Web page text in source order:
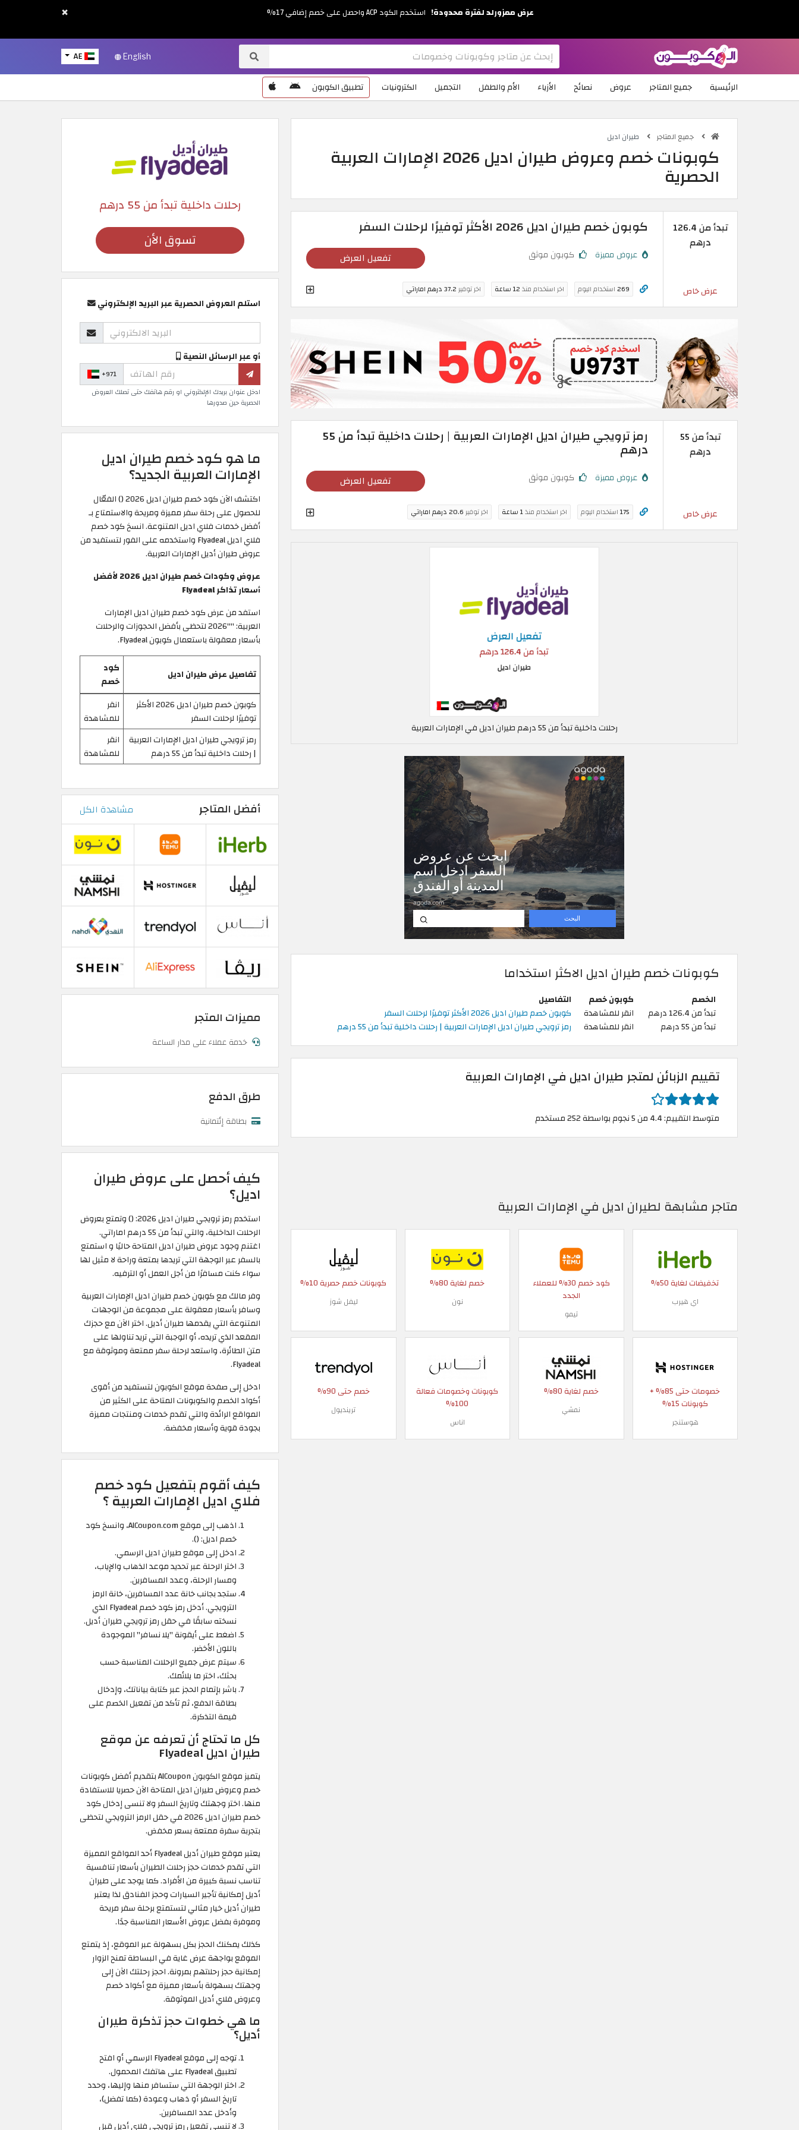
AE English
الرئيسية جميع المتاجر عروض نصائح الأزياء الأم والطفل التجميل الكترونيات تطبيق الكوبون
جميع المتاجر طيران اديل
كوبونات خصم وعروض طيران اديل 2026 الإمارات العربية
الحصرية
تبدأ من 126.4
درهم
عرض خاص
كوبون خصم طيران اديل 2026 الأكثر توفيرًا لرحلات السفر
عروض مميزة كوبون موثق تفعيل العرض
269استخدام اليوم اخر استخدام منذ12 ساعة اخر توفير37.2 درهم اماراتي
تبدأ من 55
درهم
عرض خاص
رمز ترويجي طيران اديل الإمارات العربية | رحلات داخلية تبدأ من 55
درهم
عروض مميزة كوبون موثق تفعيل العرض
175استخدام اليوم اخر استخدام منذ1 ساعة اخر توفير20.6 درهم اماراتي
رحلات داخلية تبدأ من 55 درهم طيران اديل في الإمارات العربية
كوبونات خصم طيران اديل الاكثر استخداما
الخصم كوبون خصم
التفاصيل
تبدأ من 126.4 درهم
انقر للمشاهدة
كوبون خصم طيران اديل 2026 الأكثر توفيرًا لرحلات السفر
تبدأ من 55 درهم
انقر للمشاهدة رمز ترويجي طيران اديل الإمارات العربية | رحلات داخلية تبدأ من 55 درهم
تقييم الزبائن لمتجر طيران اديل في الإمارات العربية
متوسط التقييم: 4.4 من 5 نجوم بواسطة 252 مستخدم
متاجر مشابهة لطيران اديل في الإمارات العربية
تخفيضات لغاية 50%
اي هيرب
كود خصم 30% للعملاء
الجدد
تيمو
خصم لغاية 80%
نون
كوبونات خصم حصرية 10%
ليفل شوز
خصومات حتى 85% +
كوبونات 15%
هوستنجر
خصم لغاية 80%
نمشي
كوبونات وخصومات فعالة
100%
اناس
خصم حتى 90%
ترينديول
رحلات داخلية تبدأ من 55 درهم
تسوق الأن
استلم العروض الحصرية عبر البريد الإلكتروني
أو عبر الرسائل النصية
+971
ادخل عنوان بريدك الإلكتروني او رقم هاتفك حتى تصلك العروض
الحصرية حين صدورها
ما هو كود خصم طيران اديل
الإمارات العربية الجديد؟
اكتشف الآن كود خصم طيران اديل 2026 (
) الفعّال
للحصول على رحلة سفر مميزة ومريحة والاستمتاع بـ
أفضل خدمات فلاي اديل المتنوعة. انسخ كود خصم
فلاي اديل Flyadeal واستخدمه على الفور لتستفيد من
عروض طيران أديل الإمارات العربية. ​
عروض وكودات خصم طيران اديل 2026 لأفضل
أسعار تذاكر Flyadeal
استفد من عرض كود خصم طيران اديل الإمارات
العربية: ""2026 لتحظى بأفضل الحجوزات والرحلات
بأسعار معقولة باستعمال كوبون Flyadeal.
تفاصيل عرض طيران اديل
كود
خصم
كوبون خصم طيران اديل 2026 الأكثر
توفيرًا لرحلات السفر
انقر
للمشاهدة
رمز ترويجي طيران اديل الإمارات العربية
| رحلات داخلية تبدأ من 55 درهم
انقر
للمشاهدة
أفضل المتاجر مشاهدة الكل
مميزات المتجر
خدمة عملاء على مدار الساعة
طرق الدفع
بطاقة إئتمانية
كيف أحصل على عروض طيران
اديل؟
استخدم رمز ترويجي طيران اديل 2026: (
) وتمتع بعروض
الرحلات الداخلية، والتي تبدأ من 55 درهم اماراتي.
اغتنم وجود عروض طيران اديل المتاحة حاليًا و استمتع
بالسفر عبر الوجهة التي تريدها بمتعة وراحة لا مثيل لها
سواء كنت مسافرًا من أجل العمل أو الترفيه.
وفر مالك مع كوبون خصم طيران اديل الإمارات العربية
وسافر بأسعار معقولة على مجموعة من الوجهات
المتنوعة التي يقدمها طيران أديل. اختر الآن مع حجزك
المقعد الذي تريده، أو الوجبة التي تريد تناولها على
متن الطائرة، واستعد لرحلة سفر ممتعة وموثوقة مع
Flyadeal.
ادخل إلى صفحة موقع الكوبون لتستفيد من أقوى
أكواد الخصم والكوبونات المتاحة على الكثير من
المواقع الرائدة والتي تقدم خدمات ومنتجات مميزة
بجودة قوية وأسعار مخفضة. ​
كيف أقوم بتفعيل كود خصم
فلاي اديل الإمارات العربية ؟
اذهب إلى موقع AlCoupon.com، وانسخ كود
خصم اديل: ().
ادخل إلى موقع طيران اديل الرسمي.
اختر الرحلة عبر تحديد موعد الذهاب والإياب،
ومسار الرحلة، وعدد المسافرين.
ستجد بجانب خانة عدد المسافرين، خانة الرمز
الترويجي. أدخل رمز كود خصم Flyadeal الذي
نسخته سابقًا في حقل رمز ترويجي طيران أديل.
اضغط على أيقونة "يلا نسافر" الموجودة
باللون الأخضر.
سيتم عرض جميع الرحلات المناسبة حسب
بحثك، اختر ما يلائمك.
باشر بإتمام الحجز عبر كتابة بياناتك، وإدخال
بطاقة الدفع، ثم تأكد من تفعيل الخصم على
قيمة التذكرة.
كل ما تحتاج أن تعرفه عن موقع
طيران اديل Flyadeal
يتميز موقع الكوبون AlCoupon بتقديم أفضل كوبونات
خصم وعروض طيران اديل المتاحة الآن حصريا للاستفادة
منها. اختر وجهتك وتاريخ السفر ولا تنسى إدخال كود
خصم طيران اديل 2026 في حقل الرمز الترويجي لتحظى
بتجربة سفرة ممتعة بسعر مخفض.
يعتبر موقع طيران أديل Flyadeal أحد المواقع المميزة
التي تقدم خدمات حجز رحلات الطيران بأسعار تنافسية
تناسب نسبة كبيرة من الأفراد. كما يوجد على طيران
أديل إمكانية تأجير السيارات وحجز الفنادق لذا يعتبر
طيران أديل خيار مثالي لتستمتع برحلة سفر مريحة
وموفرة بفضل عروض الأسعار المناسبة جدًا.
كذلك يمكنك الحجز بكل بسهولة عبر الموقع، إذ يتمتع
الموقع بواجهة عرض غاية في البساطة تمنح الزوار
إمكانية حجز رحلاتهم بمرونة. احجز رحلتك الآن إلى
وجهتك بسهولة بأسعار مميزة مع أكواد خصم
وعروض فلاي أديل الموثوقة.
ما هي خطوات حجز تذكرة طيران
أديل؟
توجه إلى موقع Flyadeal الرسمي أو افتح
تطبيق Flyadeal على هاتفك المحمول.
اختر الوجهة التي ستسافر منها وإليها، وحدد
تاريخ السفر أو ذهاب وعودة (كما تفضل)،
وأدخل عدد المسافرين.
لا تنسى تفعيل رمز ترويجي فلاي أديل قبل
× عرض ممزورلد لفترة محدودة! استخدم الكود ACP واحصل على خصم إضافي 17%